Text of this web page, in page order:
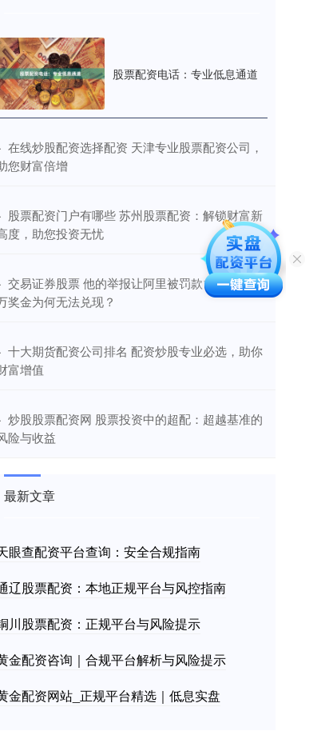
股票配资电话：专业低息通道
· ​在线炒股配资选择配资 天津专业股票配资公司，
您财富倍增
· ​股票配资门户有哪些 苏州股票配资：解锁财富新
度，助您投资无忧
· ​交易证券股票 他的举报让阿里被罚款182亿，百
奖金为何无法兑现？
· ​十大期货配资公司排名 配资炒股专业必选，助你
富增值
· ​炒股股票配资网 股票投资中的超配：超越基准的
险与收益
最新文章
眼查配资平台查询：安全合规指南
辽股票配资：本地正规平台与风控指南
川股票配资：正规平台与风险提示
金配资咨询｜合规平台解析与风险提示
金配资网站_正规平台精选｜低息实盘